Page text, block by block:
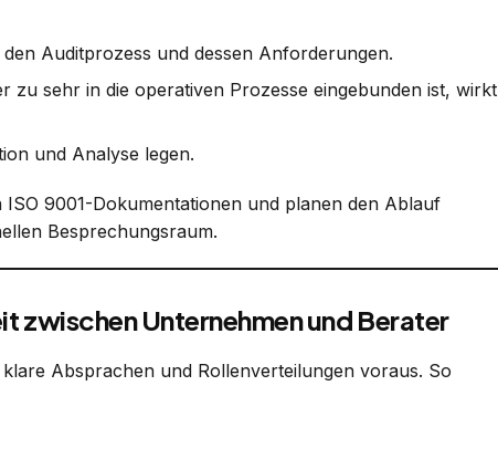
Auditprozess und dessen Anforderungen.
zu sehr in die operativen Prozesse eingebunden ist, wirkt
und Analyse legen.
zwischen Unternehmen und Berater
Absprachen und Rollenverteilungen voraus. So